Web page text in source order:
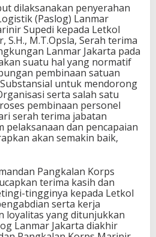
dilaksanakan penyerahan
(Paslog) Lanmar
Supedi kepada Letkol
S.H., M.T.Opsla, Serah terima
Lanmar Jakarta pada
suatu hal yang normatif
pembinaan satuan
untuk mendorong
serta salah satu
pembinaan personel
serah terima jabatan
pelaksanaan dan pencapaian
akan semakin baik,
Pangkalan Korps
terima kasih dan
tingginya kepada Letkol
serta kerja
loyalitas yang ditunjukkan
Lanmar Jakarta diakhir